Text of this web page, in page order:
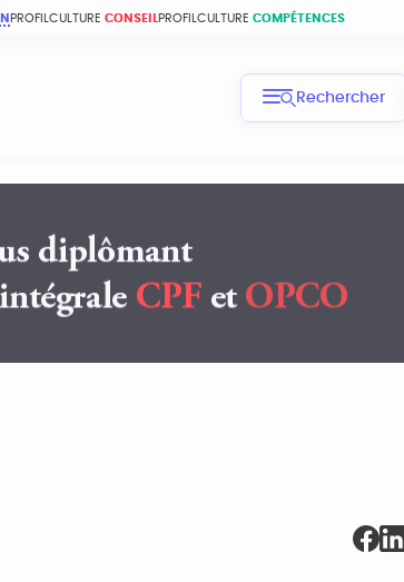
PROFILCULTURE CONSEIL PROFILCULTURE COMPÉTENCES
Rechercher